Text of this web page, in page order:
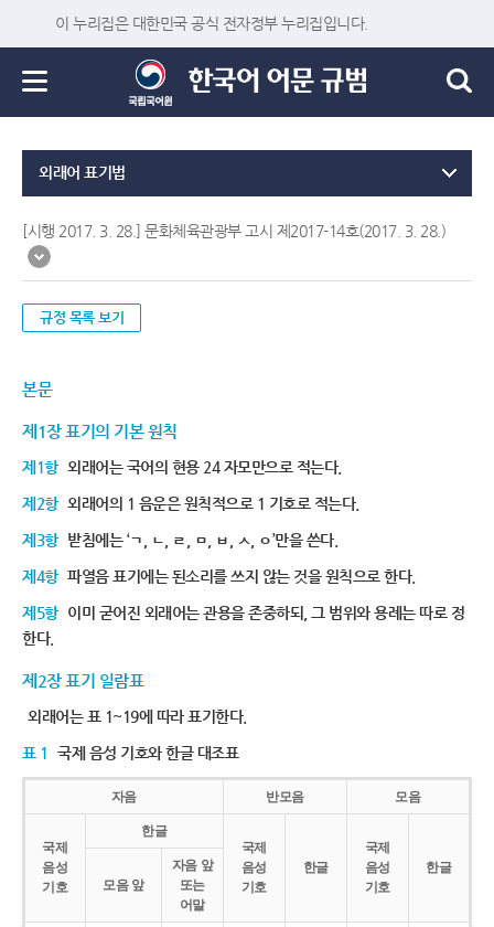
이 누리집은 대한민국 공식 전자정부 누리집입니다.
외래어 표기법
[시행 2017. 3. 28.] 문화체육관광부 고시 제2017-14호(2017. 3. 28.)
규정 목록 보기
본문
제1장 표기의 기본 원칙
제1항 외래어는 국어의 현용 24 자모만으로 적는다.
제2항 외래어의 1 음운은 원칙적으로 1 기호로 적는다.
제3항 받침에는 ‘ㄱ, ㄴ, ㄹ, ㅁ, ㅂ, ㅅ, ㅇ’만을 쓴다.
제4항 파열음 표기에는 된소리를 쓰지 않는 것을 원칙으로 한다.
제5항 이미 굳어진 외래어는 관용을 존중하되, 그 범위와 용례는 따로 정
한다.
제2장 표기 일람표
외래어는 표 1~19에 따라 표기한다.
표 1 국제 음성 기호와 한글 대조표
자음 반모음 모음
국제
음성
기호
한글
국제
음성
기호
한글
국제
음성
기호
한글
모음 앞
자음 앞
또는
어말